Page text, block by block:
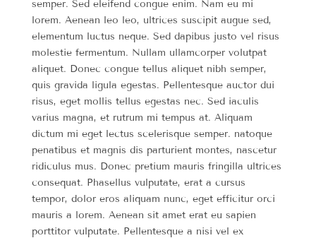
semper. Sed eleifend congue enim. Nam eu mi
lorem. Aenean leo leo, ultrices suscipit augue sed,
elementum luctus neque. Sed dapibus justo vel risus
molestie fermentum. Nullam ullamcorper volutpat
aliquet. Donec congue tellus aliquet nibh semper,
quis gravida ligula egestas. Pellentesque auctor dui
risus, eget mollis tellus egestas nec. Sed iaculis
varius magna, et rutrum mi tempus at. Aliquam
dictum mi eget lectus scelerisque semper. natoque
penatibus et magnis dis parturient montes, nascetur
ridiculus mus. Donec pretium mauris fringilla ultrices
consequat. Phasellus vulputate, erat a cursus
tempor, dolor eros aliquam nunc, eget efficitur orci
mauris a lorem. Aenean sit amet erat eu sapien
porttitor vulputate. Pellentesque a nisi vel ex